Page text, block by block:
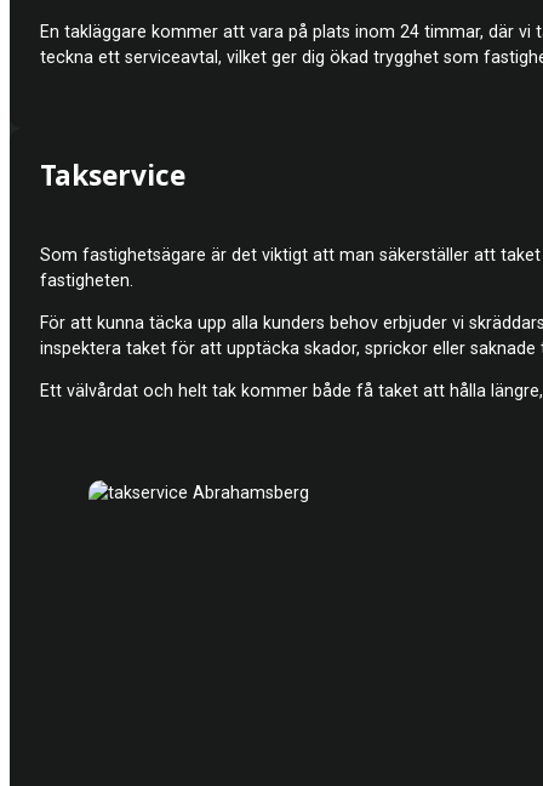
En takläggare kommer att vara på plats inom 24 timmar, där
teckna ett serviceavtal, vilket ger dig ökad trygghet som
Takservice
Som fastighetsägare är det viktigt att man säkerställer att
fastigheten.
För att kunna täcka upp alla kunders behov erbjuder vi
inspektera taket för att upptäcka skador, sprickor eller
Ett välvårdat och helt tak kommer både få taket att hålla